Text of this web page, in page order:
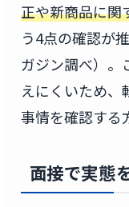
正や新商品に関
う4点の確認が
ガジン調べ）。
えにくいため、
事情を確認する
面接で実態